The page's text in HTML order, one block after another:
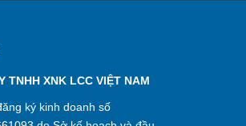
TNHH XNK LCC VIỆT NAM
ký kinh doanh số